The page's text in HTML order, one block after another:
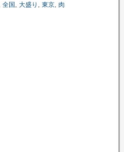
全国 , 大盛り , 東京, 肉